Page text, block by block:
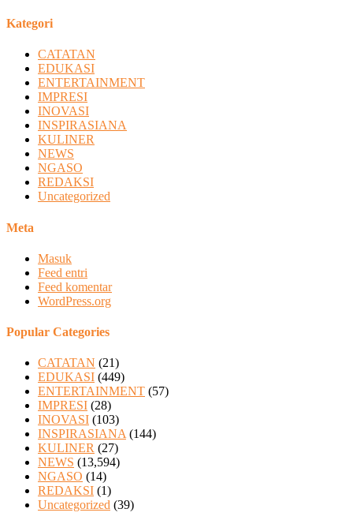
Kategori
CATATAN
EDUKASI
ENTERTAINMENT
IMPRESI
INOVASI
INSPIRASIANA
KULINER
NEWS
NGASO
REDAKSI
Uncategorized
Meta
Masuk
Feed entri
Feed komentar
WordPress.org
Popular Categories
CATATAN (21)
EDUKASI (449)
ENTERTAINMENT (57)
IMPRESI (28)
INOVASI (103)
INSPIRASIANA (144)
KULINER (27)
NEWS (13,594)
NGASO (14)
REDAKSI (1)
Uncategorized (39)